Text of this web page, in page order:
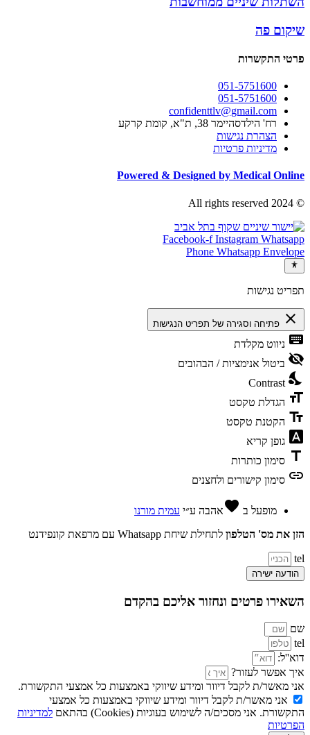
שיקום פה
פרטי התקשרות
051-5751600
051-5751600
confidenttlv@gmail.com
רח' הילדסהיימר 38, ת"א, קומת קרקע
הצהרת נגישות
מדיניות פרטיות
Powered & Designed by Medical Online
© 2024 All rights reserved
Facebook-f Instagram Whatsapp
Phone Whatsapp Envelope
תפריט נגישות
close פתיחה וסגירה של תפריט הנגישות
keyboard ניווט מקלדת
visibility_off ביטול אנימציות / הבהובים
nights_stay
Contrast
format_size הגדלת טקסט
text_fields הקטנת טקסט
font_download גופן קריא
title סימון כותרות
link סימון קישורים ולחצנים
מופעל ב favoriteאהבה ע״י עמית מורנו
הזן את מס' הטלפון לתחילת שיחת Whatsapp עם מרפאת קונפידנט
tel
הודעה ישירה
השאירו פרטים ונחזור אליכם בהקדם
שם
tel
דוא''ל:
איך אפשר לעזור?
אני מאשר/ת לקבל דיוור ומידע שיווקי באמצעות כל אמצעי התקשורת.
אני מאשר/ת לקבל דיוור ומידע שיווקי באמצעות כל אמצעי
התקשורת. אני מסכים/ה לשימוש בעוגיות (Cookies) בהתאם
למדיניות
הפרטיות